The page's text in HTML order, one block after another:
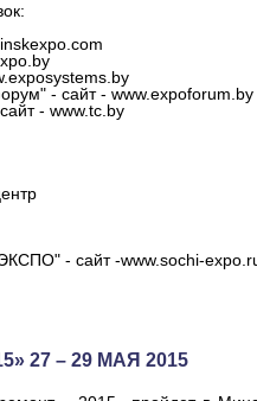
- сайт - www.expoforum.by
- www.tc.by
- сайт -www.sochi-
27 – 29 МАЯ 2015